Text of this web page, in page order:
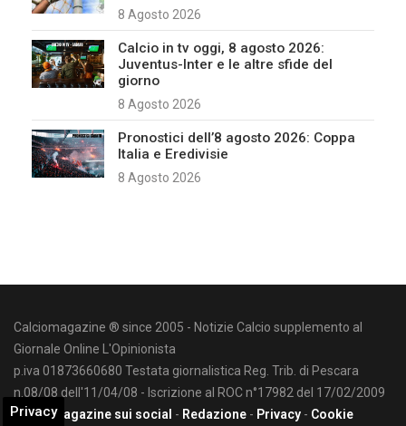
8 Agosto 2026
Calcio in tv oggi, 8 agosto 2026:
Juventus-Inter e le altre sfide del
giorno
8 Agosto 2026
Pronostici dell’8 agosto 2026: Coppa
Italia e Eredivisie
8 Agosto 2026
Calciomagazine ® since 2005 - Notizie Calcio supplemento al
Giornale Online L'Opinionista
p.iva 01873660680 Testata giornalistica Reg. Trib. di Pescara
n.08/08 dell'11/04/08 - Iscrizione al ROC n°17982 del 17/02/2009
Calciomagazine sui social - Redazione - Privacy - Cookie
Privacy